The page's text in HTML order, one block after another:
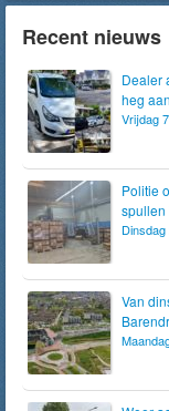
Recent nieuws
Dealer
heg
Vrijdag
Politie
spullen
Van